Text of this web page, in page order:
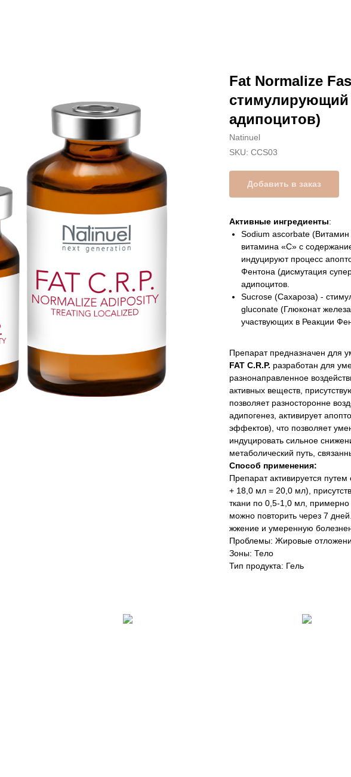
Fat Normalize
стимулирующий
адипоцитов)
Natinuel
SKU: CCS03
Добавить в заказ
Активные ингредиенты:
Sodium ascorbate
витамина «С» с
индуцируют процесс
Фентона (дисмутация
адипоцитов.
Sucrose (Сахароза) -
gluconate (Глюконат
участвующих в Реакции
Препарат предназначен для
FAT C.R.P. разработан для
разнонаправленное
активных веществ,
позволяет разносторонне
адипогенез, активирует
эффектов), что позволяет
индуцировать сильное
метаболический путь,
Способ применения:
Препарат активируется
+ 18,0 мл = 20,0 мл),
ткани по 0,5-1,0 мл,
можно повторить через 7
жжение и умеренную
Проблемы: Жировые
Зоны: Тело
Тип продукта: Гель